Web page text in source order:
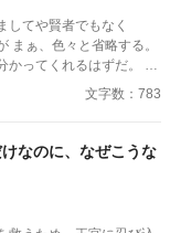
してや賢者でもなく
ってくれるはずだ。 ま
から異世界から現代に戻
身体が変なままなのはどぼじで？？
文字数：783
なのに、なぜこうな